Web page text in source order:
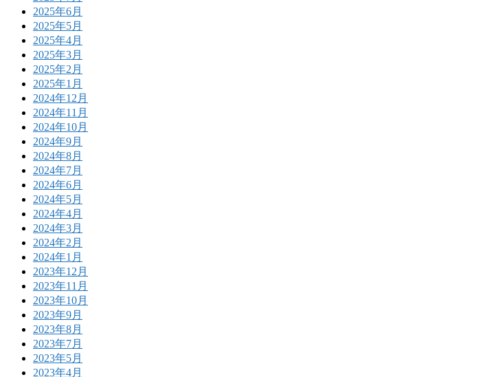
2025年6月
2025年5月
2025年4月
2025年3月
2025年2月
2025年1月
2024年12月
2024年11月
2024年10月
2024年9月
2024年8月
2024年7月
2024年6月
2024年5月
2024年4月
2024年3月
2024年2月
2024年1月
2023年12月
2023年11月
2023年10月
2023年9月
2023年8月
2023年7月
2023年5月
2023年4月